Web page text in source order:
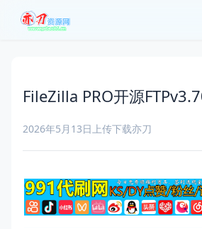
FileZilla PRO开源
2026年5月13日上传下载亦刀